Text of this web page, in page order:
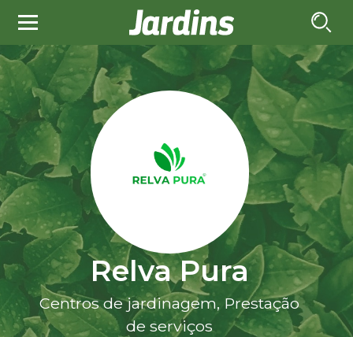
Relva Pura
Centros de jardinagem, Prestação
de serviços